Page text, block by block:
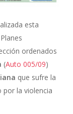
esta
ordenados
(Auto 005/09)
que sufre la
por la violencia